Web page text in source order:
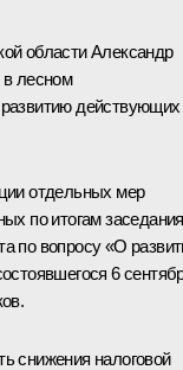
области Александр
в лесном
действующих
отдельных мер
по итогамзаседания
по вопросу «О
6
снижения налоговой